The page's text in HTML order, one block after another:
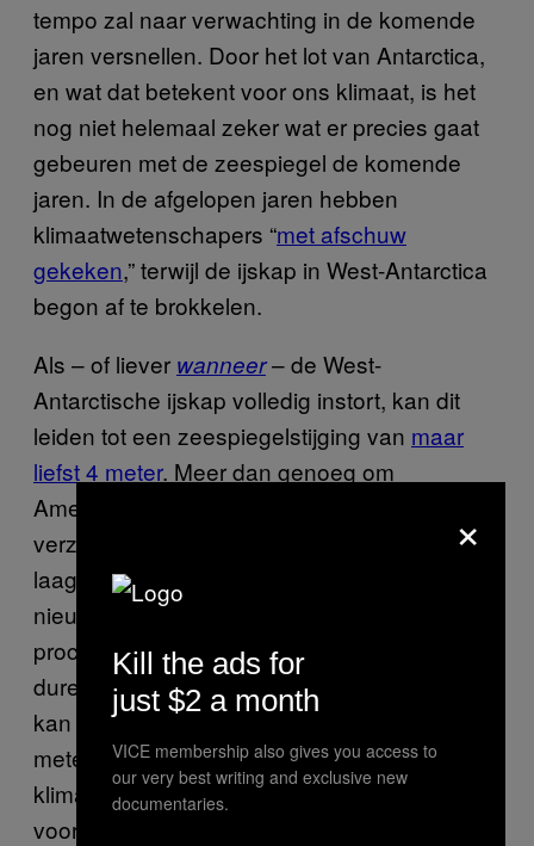
tempo zal naar verwachting in de komende
jaren versnellen. Door het lot van Antarctica,
en wat dat betekent voor ons klimaat, is het
nog niet helemaal zeker wat er precies gaat
gebeuren met de zeespiegel de komende
jaren. In de afgelopen jaren hebben
klimaatwetenschapers “met afschuw
gekeken,” terwijl de ijskap in West-Antarctica
begon af te brokkelen.
Als – of liever wanneer– de West-
Antarctische ijskap volledig instort, kan dit
leiden tot een zeespiegelstijging van maar
liefst 4 meter. Meer dan genoeg om
Amerikaanse kuststeden als
verzuipen, om maar te zwijgen over de
laaggelegen Marshalleilanden. Het goede
nieuws is – als je dat zo kan noemen – dat dit
proces waarschijnlijk meer dan 200 jaar gaat
duren. Maar volgenseen rapport uit 2013
kan de zeespiegel in 2100 meer dan een
meter zijn gestegen. Hoewel veel
klimaatwetenschappers denken dat dit een
voorzichtige
×
Kill the ads for
just $2 a month
VICE membership also gives you access to
our very best writing and exclusive new
documentaries.